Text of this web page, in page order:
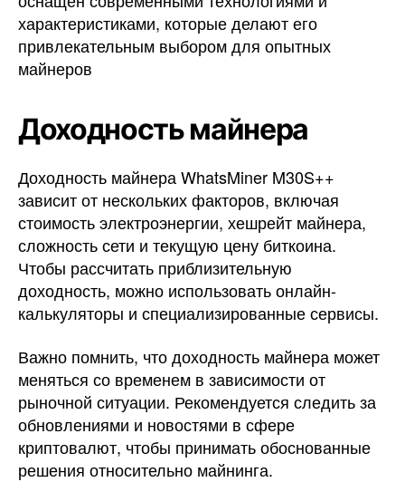
характеристиками, которые делают его
привлекательным выбором для опытных
майнеров
Доходность майнера
Доходность майнера WhatsMiner M30S++
зависит от нескольких факторов, включая
стоимость электроэнергии, хешрейт майнера,
сложность сети и текущую цену биткоина.
Чтобы рассчитать приблизительную
доходность, можно использовать онлайн-
калькуляторы и специализированные сервисы.
Важно помнить, что доходность майнера может
меняться со временем в зависимости от
рыночной ситуации. Рекомендуется следить за
обновлениями и новостями в сфере
криптовалют, чтобы принимать обоснованные
решения относительно майнинга.